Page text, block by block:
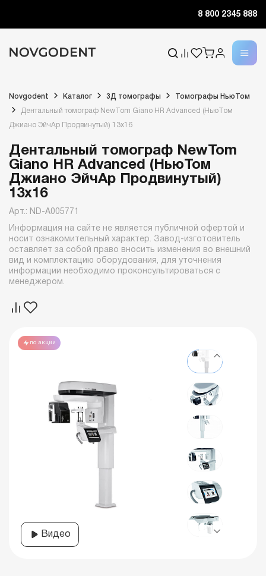
8 800 2345 888
Novgodent Каталог 3Д томографы Томографы НьюТом
Дентальный томограф NewTom Giano HR Advanced (НьюТом
Джиано ЭйчАр Продвинутый) 13x16
Дентальный томограф NewTom
Giano HR Advanced (НьюТом
Джиано ЭйчАр Продвинутый)
13x16
Арт.: ND-A005771
Информация на сайте не является публичной офертой и
носит ознакомительный характер. Завод-изготовитель
оставляет за собой право вносить изменения во внешний
вид и комплектацию оборудования, для уточнения
информации необходимо проконсультироваться с
менеджером.
по акции
Видео